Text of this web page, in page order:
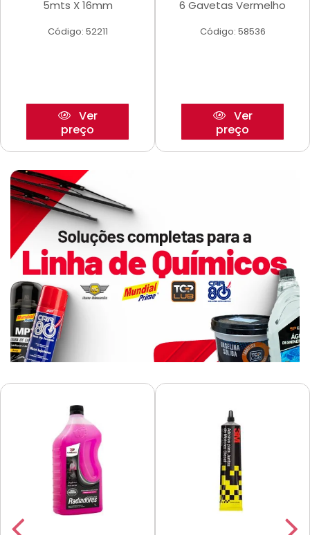
5mts X 16mm
Código: 52211
Ver
preço
6 Gavetas Vermelho
Código: 58536
Ver
preço